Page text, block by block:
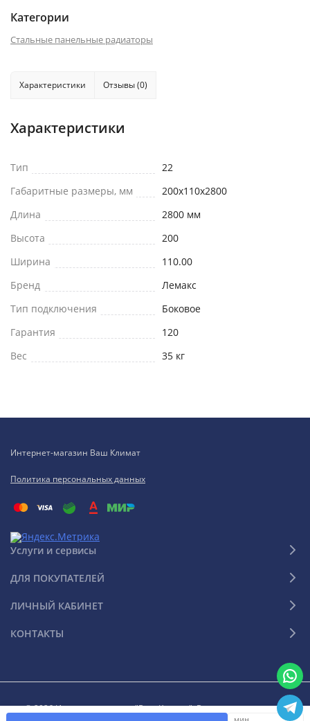
Категории
Стальные панельные радиаторы
Характеристики Отзывы (0)
Характеристики
Тип
22
Габаритные размеры, мм
200x110x2800
Длина
2800 мм
Высота
200
Ширина
110.00
Бренд
Лемакс
Тип подключения
Боковое
Гарантия
120
Вес
35 кг
Интернет-магазин Ваш Климат
Политика персональных данных
Услуги и сервисы
ДЛЯ ПОКУПАТЕЛЕЙ
ЛИЧНЫЙ КАБИНЕТ
КОНТАКТЫ
© 2026 Интернет-магазин "Ваш Климат". Все права защищены